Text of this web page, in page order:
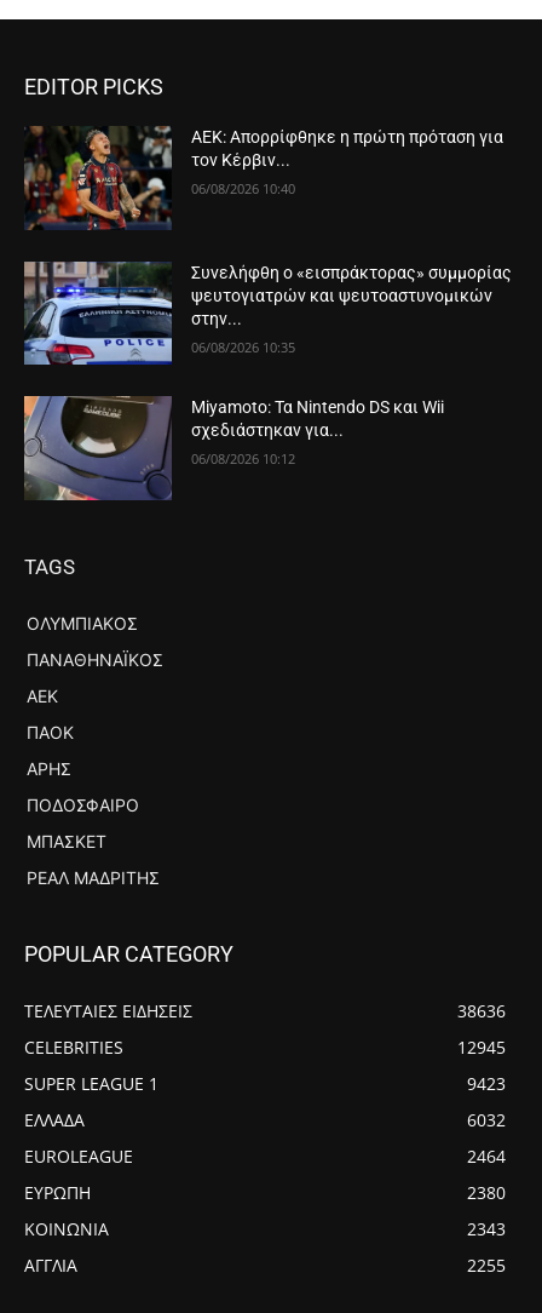
EDITOR PICKS
ΑΕΚ: Απορρίφθηκε η πρώτη πρόταση για
τον Κέρβιν...
06/08/2026 10:40
Συνελήφθη ο «εισπράκτορας» συμμορίας
ψευτογιατρών και ψευτοαστυνομικών
στην...
06/08/2026 10:35
Miyamoto: Τα Nintendo DS και Wii
σχεδιάστηκαν για...
06/08/2026 10:12
TAGS
ΟΛΥΜΠΙΑΚΌΣ
ΠΑΝΑΘΗΝΑΪΚΌΣ
ΑΕΚ
ΠΑΟΚ
ΆΡΗΣ
ΠΟΔΌΣΦΑΙΡΟ
ΜΠΆΣΚΕΤ
ΡΕΆΛ ΜΑΔΡΊΤΗΣ
POPULAR CATEGORY
ΤΕΛΕΥΤΑΙΕΣ ΕΙΔΗΣΕΙΣ
38636
CELEBRITIES
12945
SUPER LEAGUE 1
9423
ΕΛΛΑΔΑ
6032
EUROLEAGUE
2464
ΕΥΡΩΠΗ
2380
ΚΟΙΝΩΝΙΑ
2343
ΑΓΓΛΙΑ
2255